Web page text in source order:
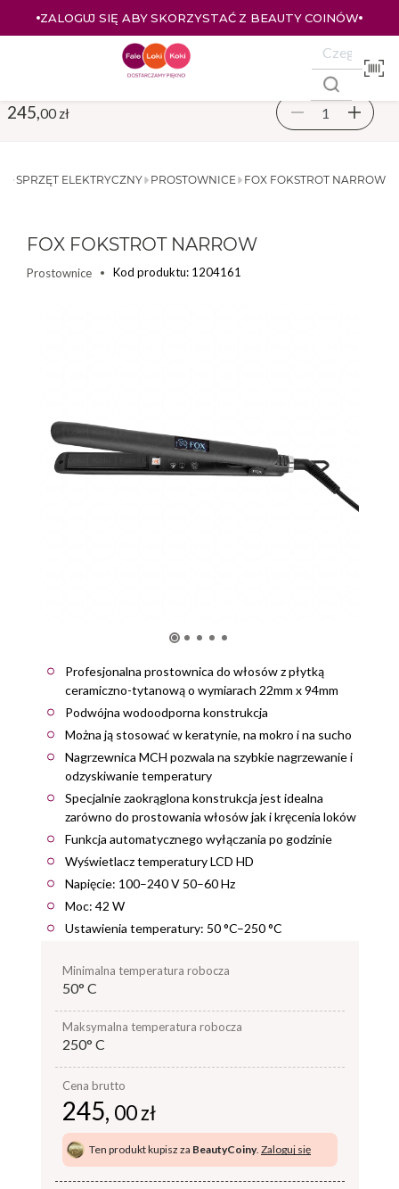
ZALOGUJ SIĘ ABY SKORZYSTAĆ Z BEAUTY COINÓW
FOX FOKSTROT NARROW
PROSTOWNICE
SPRZĘT ELEKTRYCZNY
FOX FOKSTROT NARROW
Prostownice Kod produktu: 1204161
Profesjonalna prostownica do włosów z płytką
ceramiczno-tytanową o wymiarach 22mm x 94mm
Podwójna wodoodporna konstrukcja
Można ją stosować w keratynie, na mokro i na sucho
Nagrzewnica MCH pozwala na szybkie nagrzewanie i
odzyskiwanie temperatury
Specjalnie zaokrąglona konstrukcja jest idealna
zarówno do prostowania włosów jak i kręcenia loków
Funkcja automatycznego wyłączania po godzinie
Wyświetlacz temperatury LCD HD
Napięcie: 100–240 V 50–60 Hz
Moc: 42 W
Ustawienia temperatury: 50 °C–250 °C
minimalna temperatura robocza
50° C
maksymalna temperatura robocza
250° C
Cena brutto
245, 00 zł
Ten produkt kupisz za BeautyCoiny. Zaloguj się
245, 00 zł